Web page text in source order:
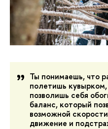
Ты понимаешь, что
полетишь
позволишь себя
баланс, который
возможной
движение и